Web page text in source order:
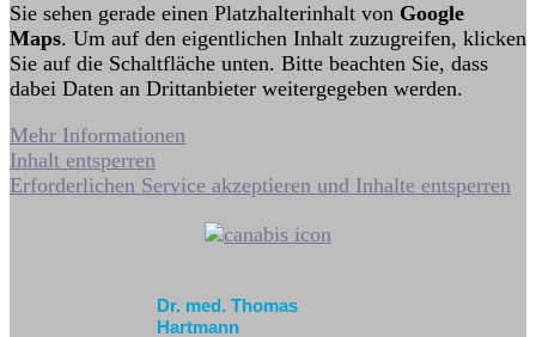
Sie sehen gerade einen Platzhalterinhalt von Google
Maps. Um auf den eigentlichen Inhalt zuzugreifen, klicken
Sie auf die Schaltfläche unten. Bitte beachten Sie, dass
dabei Daten an Drittanbieter weitergegeben werden.
Mehr Informationen
Inhalt entsperren
Erforderlichen Service akzeptieren und Inhalte entsperren
Dr. med. Thomas
Hartmann